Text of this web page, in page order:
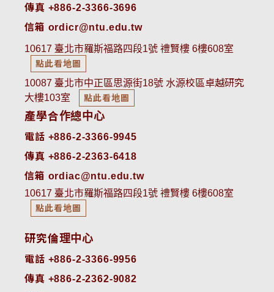
傳真 +886-2-3366-3696
信箱 ordicr@ntu.edu.tw
10617 臺北市羅斯福路四段1號 禮賢樓 6樓608室
點此看地圖
10087 臺北市中正區思源街18號 水源校區卓越研究
大樓103室
點此看地圖
產學合作總中心
電話 +886-2-3366-9945
傳真 +886-2-2363-6418
信箱 ordiac@ntu.edu.tw
10617 臺北市羅斯福路四段1號 禮賢樓 6樓608室
點此看地圖
研究倫理中心
電話 +886-2-3366-9956
傳真 +886-2-2362-9082